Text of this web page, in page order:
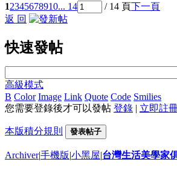
12345678910... 14 / 14 頁下一頁
返 回
快速發帖
高級模式
B Color Image Link Quote Code Smilies
您需要登錄後才可以發帖 登錄 | 立即註
本版積分規則 發表帖子
Archiver|手機版|小黑屋|台灣生活美學家